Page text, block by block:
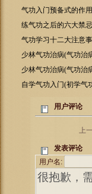
气功入门预备式的作
练气功之后的六大禁忌
气功学习十二大注意
次】
少林气功治病(气功治
少林气功治病(气功治
自学气功入门(初学气